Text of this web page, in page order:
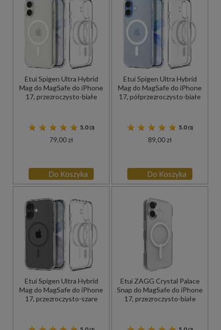
Etui Spigen Ultra Hybrid
Mag do MagSafe do iPhone
17, przezroczysto-białe
5.0 (3)
79,00 zł
Do Koszyka
Etui Spigen Ultra Hybrid
Mag do MagSafe do iPhone
17, półprzezroczysto-białe
5.0 (1)
89,00 zł
Do Koszyka
Etui Spigen Ultra Hybrid
Mag do MagSafe do iPhone
17, przezroczysto-szare
Etui ZAGG Crystal Palace
Snap do MagSafe do iPhone
17, przezroczysto-białe